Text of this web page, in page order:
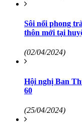
Sôi nổi phong
thôn mới tại
(02/04/2024)
Hội nghị Ban
60
(25/04/2024)